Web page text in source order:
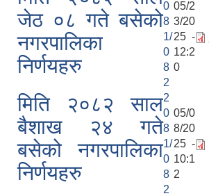
जेठ ०८ गते बसेको
नगरपालिका
निर्णयहरु
0
8
1/
0
8
2
05/2
3/20
25 -
12:2
0
मिति २०८२ साल
बैशाख २४ गते
बसेको नगरपालिका
निर्णयहरु
2
0
8
1/
0
8
2
05/0
8/20
25 -
10:1
2